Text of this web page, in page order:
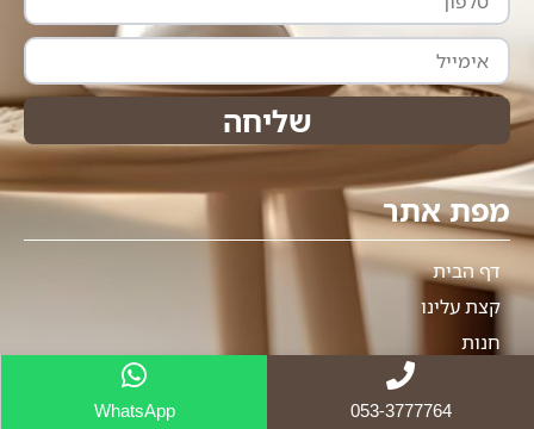
אימייל
שליחה
מפת אתר
דף הבית
קצת עלינו
חנות
מדיניות משלוחים והחזרות באתר
053-3777764
WhatsApp